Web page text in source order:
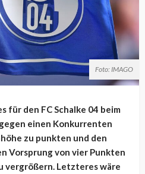
Foto: IMAGO
für den FC Schalke 04 beim
einen Konkurrenten
zu punkten und den
Vorsprung von vier Punkten
vergrößern. Letzteres wäre